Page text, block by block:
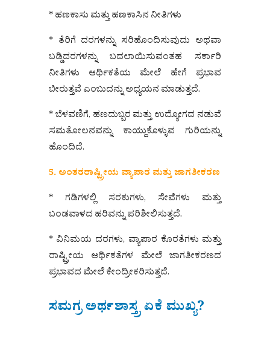
* ಹಣಕಾಸು ಮತ್ತು ಹಣಕಾಸಿನ ನೀತಿಗಳು
* ತೆರಿಗೆ ದರಗಳನ್ನು ಸರಿಹೊಂದಿಸುವುದು ಅಥವಾ
ಬಡ್ಡಿದರಗಳನ್ನು ಬದಲಾಯಿಸುವಂತಹ ಸರ್ಕಾರಿ
ನೀತಿಗಳು ಆರ್ಥಿಕತೆಯ ಮೇಲೆ ಹೇಗೆ ಪ್ರಭಾವ
ಬೀರುತ್ತವೆ ಎಂಬುದನ್ನು ಅಧ್ಯಯನ ಮಾಡುತ್ತದೆ.
* ಬೆಳವಣಿಗೆ, ಹಣದುಬ್ಬರ ಮತ್ತು ಉದ್ಯೋಗದ ನಡುವೆ
ಸಮತೋಲನವನ್ನು ಕಾಯ್ದುಕೊಳ್ಳುವ ಗುರಿಯನ್ನು
ಹೊಂದಿದೆ.
5. ಅಂತರರಾಷ್ಟ್ರೀಯ ವ್ಯಾಪಾರ ಮತ್ತು ಜಾಗತೀಕರಣ
* ಗಡಿಗಳಲ್ಲಿ ಸರಕುಗಳು, ಸೇವೆಗಳು ಮತ್ತು
ಬಂಡವಾಳದ ಹರಿವನ್ನು ಪರಿಶೀಲಿಸುತ್ತದೆ.
* ವಿನಿಮಯ ದರಗಳು, ವ್ಯಾಪಾರ ಕೊರತೆಗಳು ಮತ್ತು
ರಾಷ್ಟ್ರೀಯ ಆರ್ಥಿಕತೆಗಳ ಮೇಲೆ ಜಾಗತೀಕರಣದ
ಪ್ರಭಾವದ ಮೇಲೆ ಕೇಂದ್ರೀಕರಿಸುತ್ತದೆ.
ಸಮಗ್ರ ಅರ್ಥಶಾಸ್ತ್ರ ಏಕೆ ಮುಖ್ಯ?